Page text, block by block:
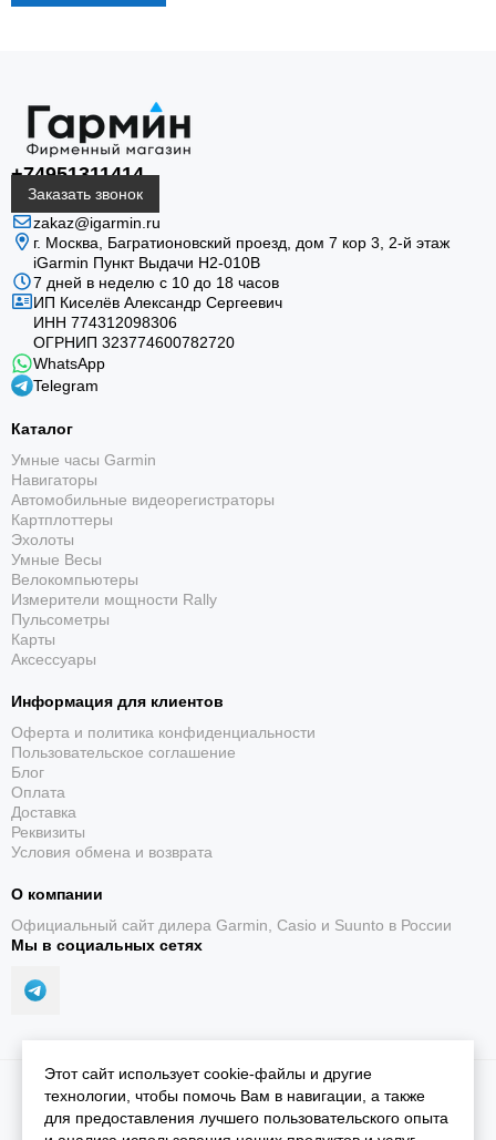
ГЕРМЕТИЧНАЯ КОНСТРУКЦИЯ
Создана для жизни за штурвалом, эта премиум-конструкция
имеет герметичные кнопки, металлическую защиту сенсора и
яркий 1,4-дюймовый AMOLED-дисплей с устойчивым к
ВСЕСТОРОННИЙ КОНТРОЛЬ НАД
+74951311414
Заказать звонок
zakaz@igarmin.ru
г. Москва, Багратионовский проезд, дом 7 кор 3, 2-й этаж
iGarmin Пункт Выдачи Н2-010В
7 дней в неделю с 10 до 18 часов
ИП Киселёв Александр Сергеевич
ИНН 774312098306
ОГРНИП 323774600782720
WhatsApp
Telegram
Каталог
Умные часы Garmin
Навигаторы
Автомобильные видеорегистраторы
Картплоттеры
Эхолоты
Умные Весы
Велокомпьютеры
Измерители мощности Rally
Пульсометры
Карты
Аксессуары
Информация для клиентов
Оферта и политика конфиденциальности
Пользовательское соглашение
Блог
Оплата
Доставка
Реквизиты
Условия обмена и возврата
О компании
Официальный сайт дилера Garmin, Casio и Suunto в России
Мы в социальных сетях
2026 © iGarmin.Карта сайта
Этот сайт использует cookie-файлы и другие
технологии, чтобы помочь Вам в навигации, а также
для предоставления лучшего пользовательского опыта